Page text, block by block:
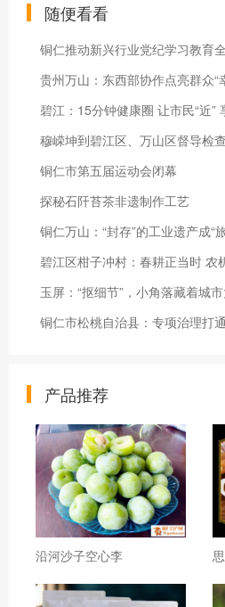
随便看看
铜仁推动新兴行业党纪学习教育
贵州万山：东西部协作点亮群众“
碧江：15分钟健康圈 让市民“近”
穆嵘坤到碧江区、万山区督导检
铜仁市第五届运动会闭幕
探秘石阡苔茶非遗制作工艺
铜仁万山：“封存”的工业遗产成“
碧江区柑子冲村：春耕正当时 农
玉屏：“抠细节”，小角落藏着城
铜仁市松桃自治县：专项治理打
产品推荐
沿河沙子空心李